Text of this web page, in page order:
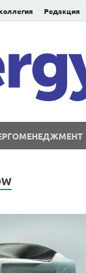
Редакция